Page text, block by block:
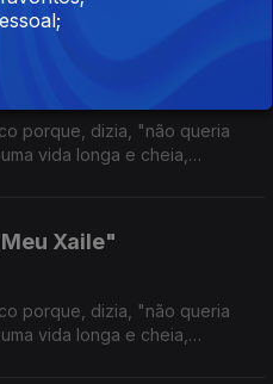
porque, dizia, "não queria
vida longa e cheia,
Xaile"
porque, dizia, "não queria
vida longa e cheia,